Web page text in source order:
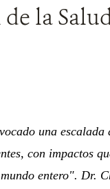
la
una escalada
con impactos
entero". Dr.